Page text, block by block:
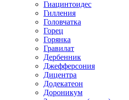
Гиацинтоидес
Гилления
Головчатка
Горец
Горянка
Гравилат
Дербенник
Джефферсония
Дицентра
Додекатеон
Дороникум